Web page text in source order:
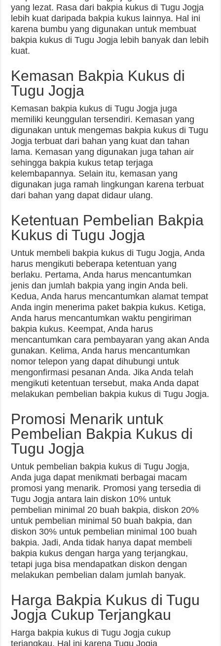
yang lezat. Rasa dari bakpia kukus di Tugu Jogja
lebih kuat daripada bakpia kukus lainnya. Hal ini
karena bumbu yang digunakan untuk membuat
bakpia kukus di Tugu Jogja lebih banyak dan lebih
kuat.
Kemasan Bakpia Kukus di
Tugu Jogja
Kemasan bakpia kukus di Tugu Jogja juga
memiliki keunggulan tersendiri. Kemasan yang
digunakan untuk mengemas bakpia kukus di Tugu
Jogja terbuat dari bahan yang kuat dan tahan
lama. Kemasan yang digunakan juga tahan air
sehingga bakpia kukus tetap terjaga
kelembapannya. Selain itu, kemasan yang
digunakan juga ramah lingkungan karena terbuat
dari bahan yang dapat didaur ulang.
Ketentuan Pembelian Bakpia
Kukus di Tugu Jogja
Untuk membeli bakpia kukus di Tugu Jogja, Anda
harus mengikuti beberapa ketentuan yang
berlaku. Pertama, Anda harus mencantumkan
jenis dan jumlah bakpia yang ingin Anda beli.
Kedua, Anda harus mencantumkan alamat tempat
Anda ingin menerima paket bakpia kukus. Ketiga,
Anda harus mencantumkan waktu pengiriman
bakpia kukus. Keempat, Anda harus
mencantumkan cara pembayaran yang akan Anda
gunakan. Kelima, Anda harus mencantumkan
nomor telepon yang dapat dihubungi untuk
mengonfirmasi pesanan Anda. Jika Anda telah
mengikuti ketentuan tersebut, maka Anda dapat
melakukan pembelian bakpia kukus di Tugu Jogja.
Promosi Menarik untuk
Pembelian Bakpia Kukus di
Tugu Jogja
Untuk pembelian bakpia kukus di Tugu Jogja,
Anda juga dapat menikmati berbagai macam
promosi yang menarik. Promosi yang tersedia di
Tugu Jogja antara lain diskon 10% untuk
pembelian minimal 20 buah bakpia, diskon 20%
untuk pembelian minimal 50 buah bakpia, dan
diskon 30% untuk pembelian minimal 100 buah
bakpia. Jadi, Anda tidak hanya dapat membeli
bakpia kukus dengan harga yang terjangkau,
tetapi juga bisa mendapatkan diskon dengan
melakukan pembelian dalam jumlah banyak.
Harga Bakpia Kukus di Tugu
Jogja Cukup Terjangkau
Harga bakpia kukus di Tugu Jogja cukup
terjangkau. Hal ini karena Tugu Jogja